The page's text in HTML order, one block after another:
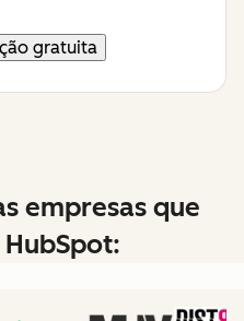
empresas que